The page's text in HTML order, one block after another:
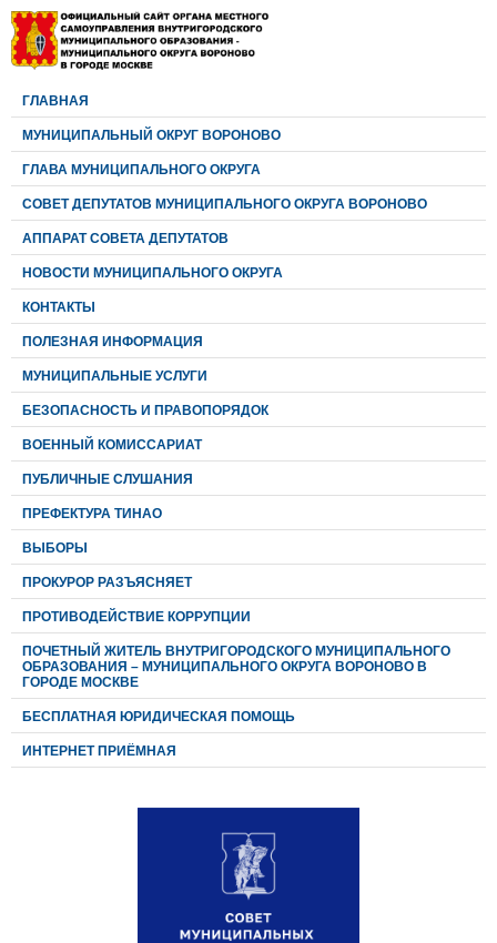
ГЛАВНАЯ
МУНИЦИПАЛЬНЫЙ ОКРУГ ВОРОНОВО
ГЛАВА МУНИЦИПАЛЬНОГО ОКРУГА
CОВЕТ ДЕПУТАТОВ МУНИЦИПАЛЬНОГО ОКРУГА ВОРОНОВО
АППАРАТ СОВЕТА ДЕПУТАТОВ
НОВОСТИ МУНИЦИПАЛЬНОГО ОКРУГА
КОНТАКТЫ
ПОЛЕЗНАЯ ИНФОРМАЦИЯ
МУНИЦИПАЛЬНЫЕ УСЛУГИ
БЕЗОПАСНОСТЬ И ПРАВОПОРЯДОК
ВОЕННЫЙ КОМИССАРИАТ
ПУБЛИЧНЫЕ СЛУШАНИЯ
ПРЕФЕКТУРА ТИНАО
ВЫБОРЫ
ПРОКУРОР РАЗЪЯСНЯЕТ
ПРОТИВОДЕЙСТВИЕ КОРРУПЦИИ
ПОЧЕТНЫЙ ЖИТЕЛЬ ВНУТРИГОРОДСКОГО МУНИЦИПАЛЬНОГО
ОБРАЗОВАНИЯ – МУНИЦИПАЛЬНОГО ОКРУГА ВОРОНОВО В
ГОРОДЕ МОСКВЕ
БЕСПЛАТНАЯ ЮРИДИЧЕСКАЯ ПОМОЩЬ
ИНТЕРНЕТ ПРИЁМНАЯ